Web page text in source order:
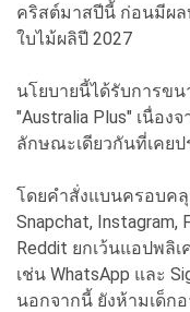
คริสต์มาสปีนี้ ก่อนมีผล
ใบไม้ผลิปี 2027
นโยบายนี้ได้รับการข
"Australia Plus" เนื่อ
ลักษณะเดียวกันที่เคยป
โดยคำสั่งแบนครอบค
Snapchat, Instagram,
Reddit ยกเว้นแอปพลิ
เช่น WhatsApp และ
นอกจากนี้ ยังห้ามเด็ก